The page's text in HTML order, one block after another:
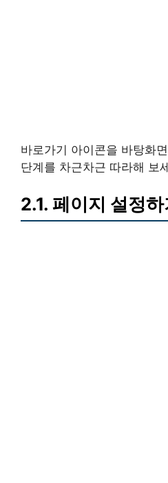
바로가기 아이콘을 바탕화
단계를 차근차근 따라해 보
2.1. 페이지 설정하